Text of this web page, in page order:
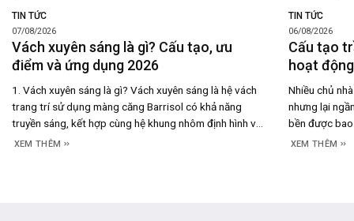
TIN TỨC
07/08/2026
Vách xuyên sáng là gì? Cấu tạo, ưu
điểm và ứng dụng 2026
1. Vách xuyên sáng là gì? Vách xuyên sáng là hệ vách
trang trí sử dụng màng căng Barrisol có khả năng
truyền sáng, kết hợp cùng hệ khung nhôm định hình và
đèn LED đặt phía sau để tạo nên bề mặt phát sáng
XEM THÊM
TIN TỨC
06/08/2026
Cấu tạo
hoạt
Nhiều chủ
nhưng lại
bền được
thực tế, câu
XEM THÊM